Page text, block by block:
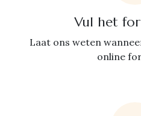
Vul het
Laat ons weten
online